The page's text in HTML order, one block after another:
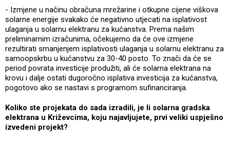
- Izmjene u načinu obračuna mrežarine i otkupne cijene viškova
solarne energije svakako će negativno utjecati na isplativost
ulaganja u solarnu elektranu za kućanstva. Prema našim
preliminarnim izračunima, očekujemo da će ove izmjene
rezultirati smanjenjem isplativosti ulaganja u solarnu elektranu za
samoopskrbu u kućanstvu za 30-40 posto. To znači da će se
period povrata investicije produžiti, ali će solarna elektrana na
krovu i dalje ostati dugoročno isplativa investicija za kućanstva,
pogotovo ako se nastavi s programom sufinanciranja.
Koliko ste projekata do sada izradili, je li solarna gradska
elektrana u Križevcima, koju najavljujete, prvi veliki uspješno
izvedeni projekt?